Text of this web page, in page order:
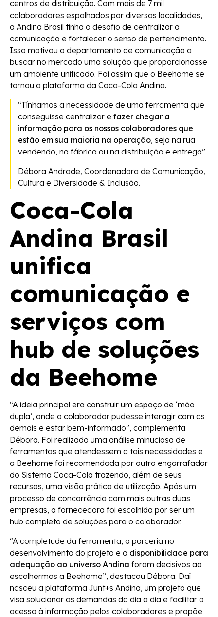
centros de distribuição. Com mais de 7 mil
colaboradores espalhados por diversas localidades,
a Andina Brasil tinha o desafio de centralizar a
comunicação e fortalecer o senso de pertencimento.
Isso motivou o departamento de comunicação a
buscar no mercado uma solução que proporcionasse
um ambiente unificado. Foi assim que o Beehome se
tornou a plataforma da Coca-Cola Andina.
“Tínhamos a necessidade de uma ferramenta que
conseguisse centralizar e fazer chegar a
informação para os nossos colaboradores que
estão em sua maioria na operação, seja na rua
vendendo, na fábrica ou na distribuição e entrega”
Débora Andrade, Coordenadora de Comunicação,
Cultura e Diversidade & Inclusão.
Coca-Cola
Andina Brasil
unifica
comunicação e
serviços com
hub de soluções
da Beehome
“A ideia principal era construir um espaço de ‘mão
dupla’, onde o colaborador pudesse interagir com os
demais e estar bem-informado”, complementa
Débora. Foi realizado uma análise minuciosa de
ferramentas que atendessem a tais necessidades e
a Beehome foi recomendada por outro engarrafador
do Sistema Coca-Cola trazendo, além de seus
recursos, uma visão prática de utilização. Após um
processo de concorrência com mais outras duas
empresas, a fornecedora foi escolhida por ser um
hub completo de soluções para o colaborador.
“A completude da ferramenta, a parceria no
desenvolvimento do projeto e a disponibilidade para
adequação ao universo Andina foram decisivos ao
escolhermos a Beehome”, destacou Débora. Daí
nasceu a plataforma Junt+s Andina, um projeto que
visa solucionar as demandas do dia a dia e facilitar o
acesso à informação pelos colaboradores e propõe